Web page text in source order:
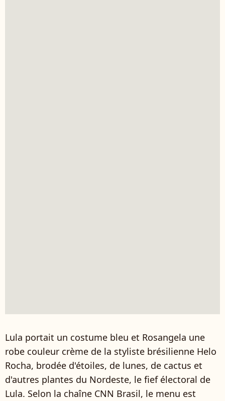
Lula portait un costume bleu et Rosangela une
robe couleur crème de la styliste brésilienne Helo
Rocha, brodée d'étoiles, de lunes, de cactus et
d'autres plantes du Nordeste, le fief électoral de
Lula. Selon la chaîne CNN Brasil, le menu est